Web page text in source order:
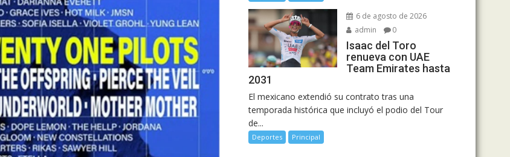
6 de agosto de 2026
admin
0
Isaac del Toro
renueva con UAE
Team Emirates hasta
2031
El mexicano extendió su contrato tras una
temporada histórica que incluyó el podio del Tour
de...
Deportes Principal